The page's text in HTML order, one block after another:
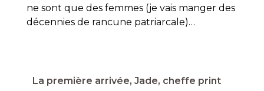
ne sont que des femmes (je vais manger des
décennies de rancune patriarcale)…
La première arrivée, Jade, cheffe print